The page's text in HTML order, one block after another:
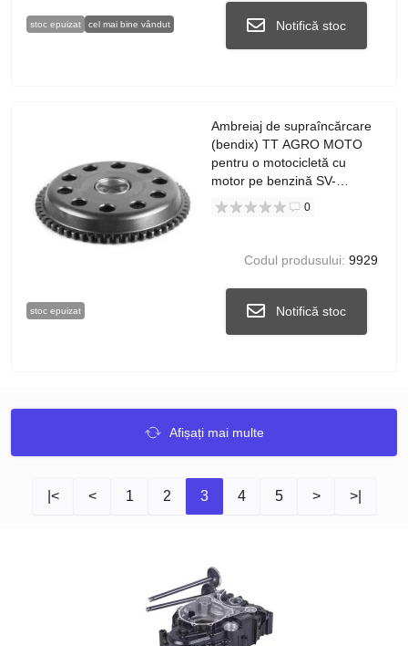
stoc epuizat cel mai bine vândut Notifică stoc
stoc epuizat
Ambreiaj de supraîncărcare
(bendix) TT AGRO MOTO
pentru o motocicletă cu
motor pe benzină SV-
125/150
0
Codul produsului: 9929
Notifică stoc
Afișați mai multe
|< < 1 2 3 4 5 > >|